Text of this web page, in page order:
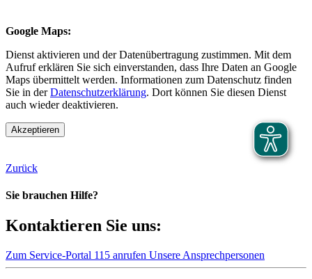
Google Maps:
Dienst aktivieren und der Datenübertragung zustimmen. Mit dem
Aufruf erklären Sie sich einverstanden, dass Ihre Daten an Google
Maps übermittelt werden. Informationen zum Datenschutz finden
Sie in derDatenschutzerklärung. Dort können Sie diesen Dienst
auch wieder deaktivieren.
Akzeptieren
Zurück
Sie brauchen Hilfe?
Kontaktieren Sie uns:
Zum Service-Portal 115 anrufen Unsere Ansprechpersonen